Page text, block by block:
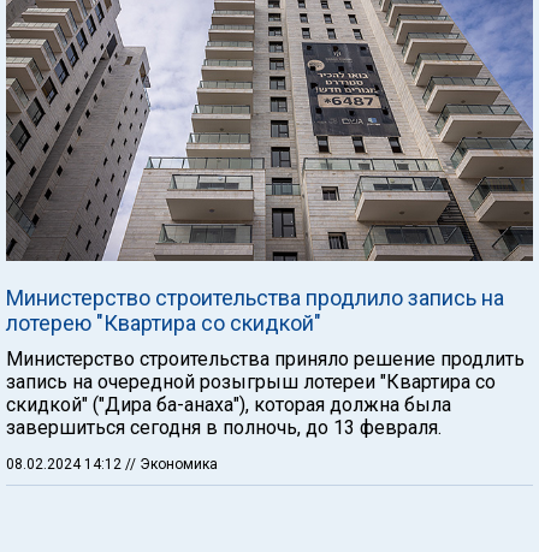
Министерство строительства продлило запись на
лотерею "Квартира со скидкой"
Министерство строительства приняло решение продлить
запись на очередной розыгрыш лотереи "Квартира со
скидкой" ("Дира ба-анаха"), которая должна была
завершиться сегодня в полночь, до 13 февраля.
08.02.2024 14:12 // Экономика